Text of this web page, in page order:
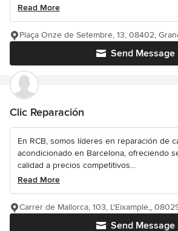
Read More
Send Message
Plaça Onze de Setembre, 13, 08402,
Clic Reparación
En RCB, somos líderes en reparación de
acondicionado en Barcelona, ofreciendo
calidad a precios competitivos...
Read More
Send Message
Carrer de Mallorca, 103, L'Eixample,,